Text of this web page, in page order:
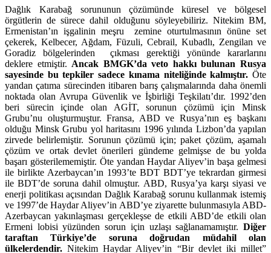
Dağlık Karabağ sorununun çözümünde küresel ve bölgesel
örgütlerin de sürece dahil olduğunu söyleyebiliriz. Nitekim BM,
Ermenistan’ın işgalinin meşru zemine oturtulmasının önüne set
çekerek, Kelbecer, Ağdam, Füzuli, Cebrail, Kubadlı, Zengilan ve
Goradiz bölgelerinden çıkması gerektiği yönünde kararlarını
deklere etmiştir. Ancak BMGK’da veto hakkı bulunan Rusya
sayesinde bu tepkiler sadece kınama niteliğinde kalmıştır. Öte
yandan çatıma sürecinden itibaren barış çalışmalarında daha önemli
noktada olan Avrupa Güvenlik ve İşbirliği Teşkilatı’dır. 1992’den
beri sürecin içinde olan AGİT, sorunun çözümü için Minsk
Grubu’nu oluşturmuştur. Fransa, ABD ve Rusya’nın eş başkanı
olduğu Minsk Grubu yol haritasını 1996 yılında Lizbon’da yapılan
zirvede belirlemiştir. Sorunun çözümü için; paket çözüm, aşamalı
çözüm ve ortak devlet önerileri gündeme gelmişse de bu yolda
başarı gösterilememiştir. Öte yandan Haydar Aliyev’in başa gelmesi
ile birlikte Azerbaycan’ın 1993’te BDT BDT’ye tekrardan girmesi
ile BDT’de soruna dahil olmuştur. ABD, Rusya’ya karşı siyasi ve
enerji politikası açısından Dağlık Karabağ sorunu kullanmak istemiş
ve 1997’de Haydar Aliyev’in ABD’ye ziyarette bulunmasıyla ABD-
Azerbaycan yakınlaşması gerçekleşse de etkili ABD’de etkili olan
Ermeni lobisi yüzünden sorun için uzlaşı sağlanamamıştır. Diğer
taraftan Türkiye’de soruna doğrudan müdahil olan
ülkelerdendir. Nitekim Haydar Aliyev’in “Bir devlet iki millet”